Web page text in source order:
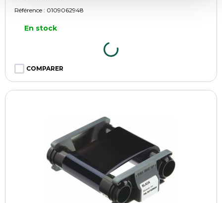
Référence : 0109062948
En stock
COMPARER